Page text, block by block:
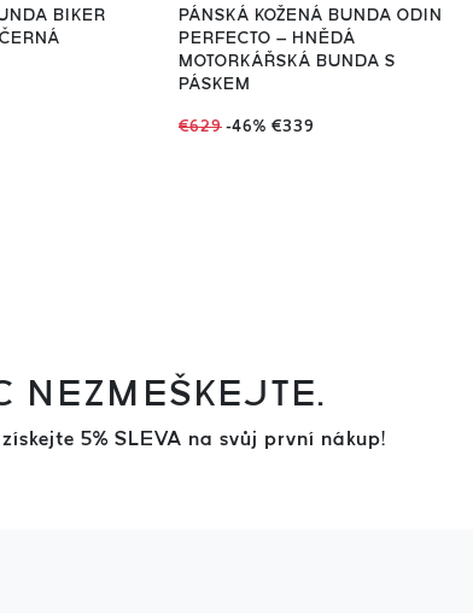
BIKER
PÁNSKÁ KOŽENÁ BUNDA ODIN
PERFECTO – HNĚDÁ
MOTORKÁŘSKÁ BUNDA S
PÁSKEM
€629 -46% €339
NEZMEŠKEJTE.
5% SLEVA na svůj první nákup!